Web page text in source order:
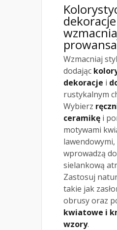
Wzmacniaj
dodając
dekoracje i
rustykalnym
Wybierz
ceramikę i
motywami
wprowadzą
sielankową
Zastosuj
takie jak
obrusy oraz
kwiatowe i
wzory.